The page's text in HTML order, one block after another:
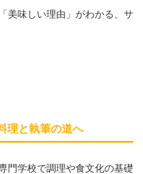
理と執筆の道へ
門学校で調理や食文化の基礎